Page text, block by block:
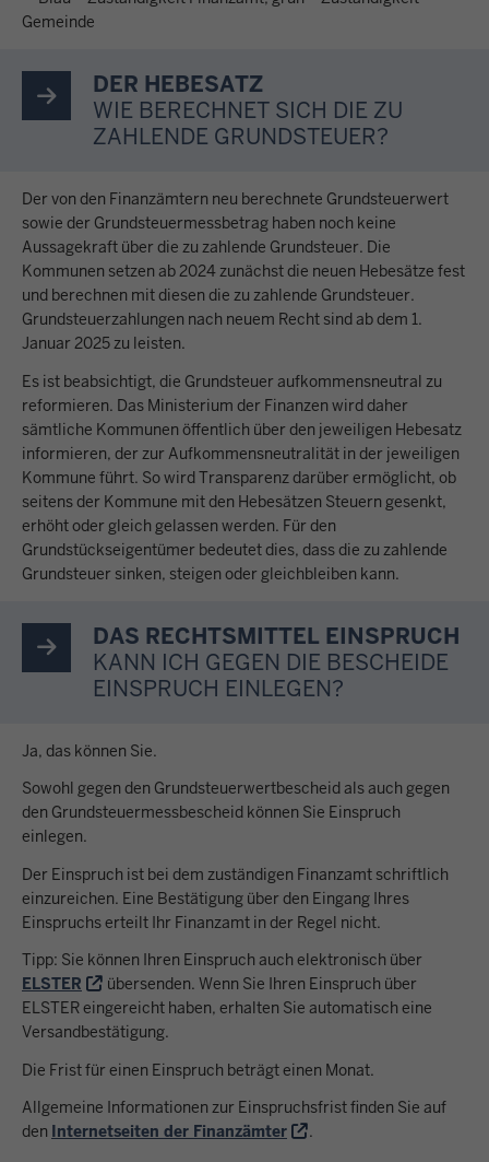
Gemeinde
DER HEBESATZ
WIE BERECHNET SICH DIE ZU
ZAHLENDE GRUNDSTEUER?
Der von den Finanzämtern neu berechnete Grundsteuerwert
sowie der Grundsteuermessbetrag haben noch keine
Aussagekraft über die zu zahlende Grundsteuer. Die
Kommunen setzen ab 2024 zunächst die neuen Hebesätze fest
und berechnen mit diesen die zu zahlende Grundsteuer.
Grundsteuerzahlungen nach neuem Recht sind ab dem 1.
Januar 2025 zu leisten.
Es ist beabsichtigt, die Grundsteuer aufkommensneutral zu
reformieren. Das Ministerium der Finanzen wird daher
sämtliche Kommunen öffentlich über den jeweiligen Hebesatz
informieren, der zur Aufkommensneutralität in der jeweiligen
Kommune führt. So wird Transparenz darüber ermöglicht, ob
seitens der Kommune mit den Hebesätzen Steuern gesenkt,
erhöht oder gleich gelassen werden. Für den
Grundstückseigentümer bedeutet dies, dass die zu zahlende
Grundsteuer sinken, steigen oder gleichbleiben kann.
DAS RECHTSMITTEL EINSPRUCH
KANN ICH GEGEN DIE BESCHEIDE
EINSPRUCH EINLEGEN?
Ja, das können Sie.
Sowohl gegen den Grundsteuerwertbescheid als auch gegen
den Grundsteuermessbescheid können Sie Einspruch
einlegen.
Der Einspruch ist bei dem zuständigen Finanzamt schriftlich
einzureichen. Eine Bestätigung über den Eingang Ihres
Einspruchs erteilt Ihr Finanzamt in der Regel nicht.
Tipp: Sie können Ihren Einspruch auch elektronisch über
ELSTER
übersenden. Wenn Sie Ihren Einspruch über
ELSTER eingereicht haben, erhalten Sie automatisch eine
Versandbestätigung.
Die Frist für einen Einspruch beträgt einen Monat.
Allgemeine Informationen zur Einspruchsfrist finden Sie auf
den Internetseiten der Finanzämter .